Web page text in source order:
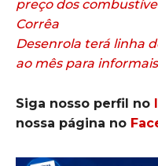
preço dos
Corrêa
Desenrola terá linha
ao mês para informais
Siga nosso perfil no
nossa página no